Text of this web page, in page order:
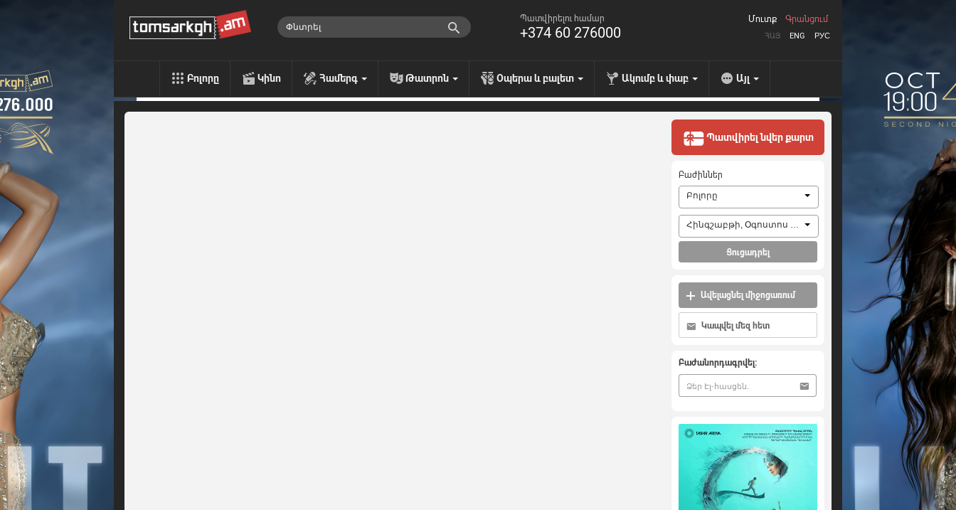
Պատվիրելու համար
+374 60 276000 ՀԱՅ ENG РУС
Մուտք Գրանցում
Բոլորը Կինո Համերգ Թատրոն Օպերա և բալետ Ակումբ և փաբ Այլ
Պատվիրել նվեր քարտ
Բաժիններ
Բոլորը
Հինգշաբթի, Օգոստոս 6, 2026
Ցուցադրել
Ավելացնել միջոցառում
Կապվել մեզ հետ
Բաժանորդագրվել: